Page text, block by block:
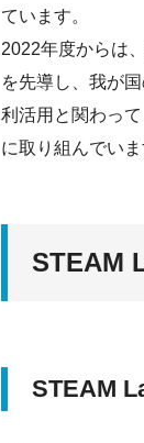
ています。
2022年度からは
を先導し、我が
利活用と関わっ
に取り組んでいま
STEAM
STEAM